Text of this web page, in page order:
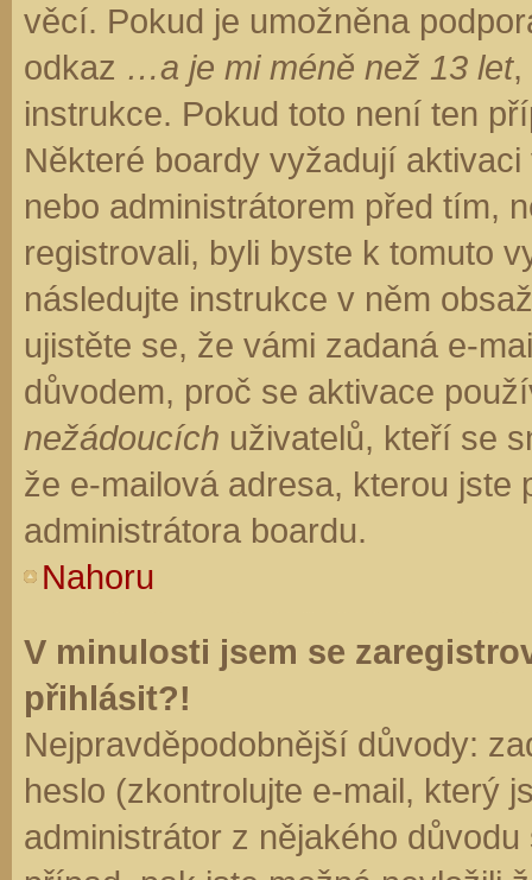
věcí. Pokud je umožněna
odkaz …a je mi méně než 13 let,
instrukce. Pokud toto není ten
Některé boardy vyžadují
nebo administrátorem před tím,
registrovali, byli byste k tomuto
následujte instrukce v něm
ujistěte se, že vámi zadaná e-
důvodem, proč se aktivace
nežádoucích uživatelů, kteří se
že e-mailová adresa, kterou jste
administrátora boardu.
Nahoru
V minulosti jsem se
přihlásit?!
Nejpravděpodobnější důvody:
heslo (zkontrolujte e-mail, který
administrátor z nějakého